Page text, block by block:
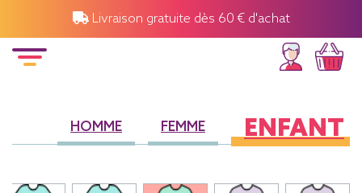
Livraison gratuite dès 60 € d'achat
HOMME FEMME ENFANT